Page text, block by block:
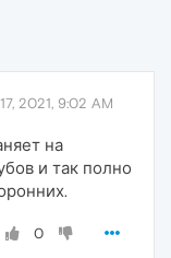
2021, 9:02 AM
на
и так полно
0